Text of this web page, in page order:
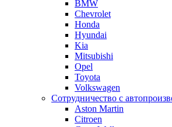
BMW
Chevrolet
Honda
Hyundai
Kia
Mitsubishi
Opel
Toyota
Volkswagen
Сотрудничество с
Aston Martin
Citroen